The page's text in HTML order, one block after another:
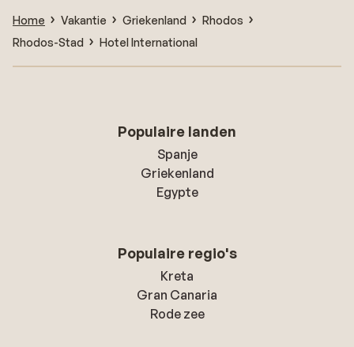
Home Vakantie Griekenland
Rhodos
Rhodos-Stad
Hotel International
Populaire landen
Spanje
Griekenland
Egypte
Populaire regio's
Kreta
Gran Canaria
Rode zee